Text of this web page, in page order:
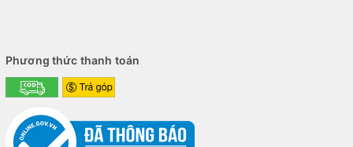
Phương thức thanh toán